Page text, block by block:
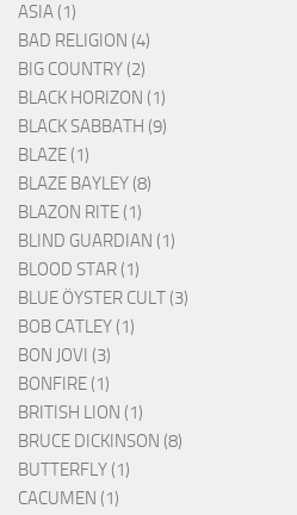
ASIA (1)
BAD RELIGION (4)
BIG COUNTRY (2)
BLACK HORIZON (1)
BLACK SABBATH (9)
BLAZE (1)
BLAZE BAYLEY (8)
BLAZON RITE (1)
BLIND GUARDIAN (1)
BLOOD STAR (1)
BLUE ÖYSTER CULT (3)
BOB CATLEY (1)
BON JOVI (3)
BONFIRE (1)
BRITISH LION (1)
BRUCE DICKINSON (8)
BUTTERFLY (1)
CACUMEN (1)